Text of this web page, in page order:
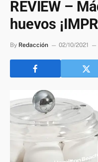
REVIEW –
huevos
By Redacción 02/10/2021